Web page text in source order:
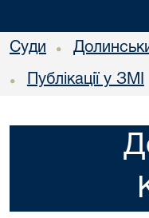
Суди •
• Публікації у ЗМІ